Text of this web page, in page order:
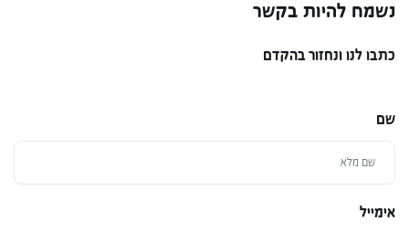
נשמח להיות בקשר
כתבו לנו ונחזור בהקדם
שם
אימייל